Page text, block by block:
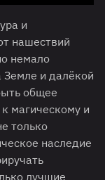
и
нашествий
немало
Земле и далёкой
общее
магическому и
только
наследие
лучшие